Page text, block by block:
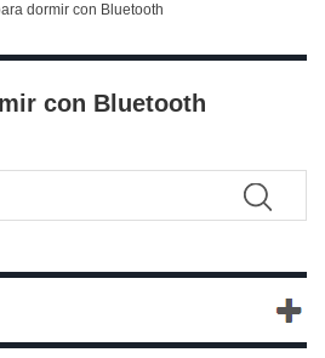
dormir con Bluetooth
con Bluetooth